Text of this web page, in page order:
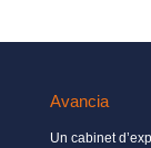
Avancia
Un cabinet